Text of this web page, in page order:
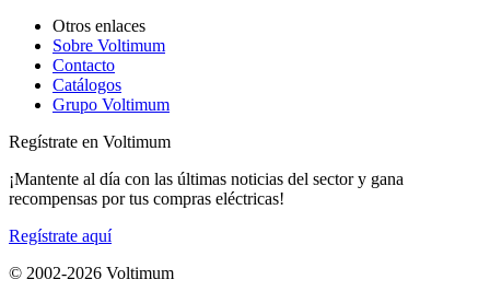
Otros enlaces
Sobre Voltimum
Contacto
Catálogos
Grupo Voltimum
Regístrate en Voltimum
¡Mantente al día con las últimas noticias del sector y gana
recompensas por tus compras eléctricas!
Regístrate aquí
© 2002-2026 Voltimum